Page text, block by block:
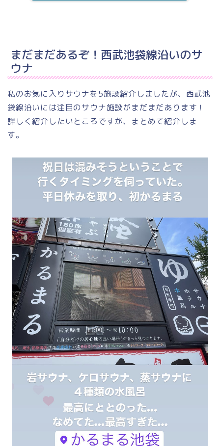
まだまだあるぞ！西武池袋線沿いのサ
ウナ
私のお気に入りサウナを5施設紹介しましたが、西武池
袋線沿いには注目のサウナ施設がまだまだあります！
詳しく紹介したいところですが、まとめて紹介しま
す。